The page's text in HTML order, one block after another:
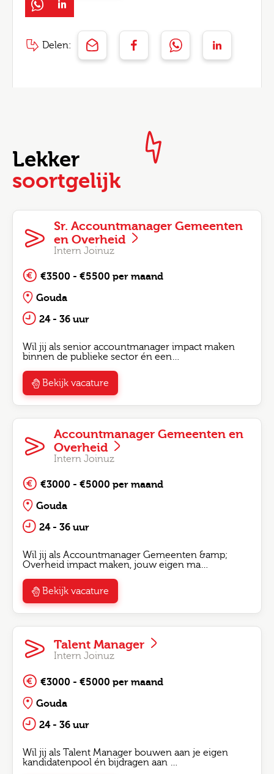
Delen:
Lekker
soortgelijk
Sr. Accountmanager Gemeenten
en Overheid
Intern Joinuz
€3500 - €5500 per maand
Gouda
24 - 36 uur
Wil jij als senior accountmanager impact maken
binnen de publieke sector én een…
Bekijk vacature
Accountmanager Gemeenten en
Overheid
Intern Joinuz
€3000 - €5000 per maand
Gouda
24 - 36 uur
Wil jij als Accountmanager Gemeenten &amp;
Overheid impact maken, jouw eigen ma…
Bekijk vacature
Talent Manager
Intern Joinuz
€3000 - €5000 per maand
Gouda
24 - 36 uur
Wil jij als Talent Manager bouwen aan je eigen
kandidatenpool én bijdragen aan …